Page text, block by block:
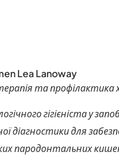
Lea Lanoway
та профілактика
гігієніста у
діагностики для
пародонтальних